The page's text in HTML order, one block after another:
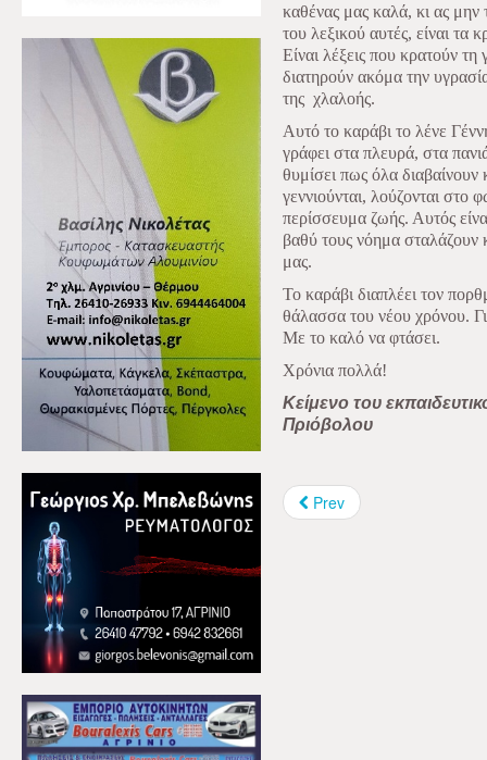
καθένας μας καλά, κι ας μην
του λεξικού αυτές, είναι τα
Είναι λέξεις που κρατούν τη
διατηρούν ακόμα την
της χλαλοής.
Αυτό το καράβι το λένε
γράφει στα πλευρά, στα
θυμίσει πως όλα διαβαίνουν
γεννιούνται, λούζονται στο
περίσσευμα ζωής. Αυτός
βαθύ τους νόημα σταλάζουν
μας.
Το καράβι διαπλέει τον
θάλασσα του νέου χρόνου.
Με το καλό να φτάσει.
Χρόνια πολλά!
Κείμενο του
Πριόβολου
Prev